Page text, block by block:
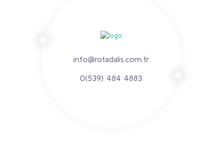
info@rotadalis.com.tr
0(539) 484 4883